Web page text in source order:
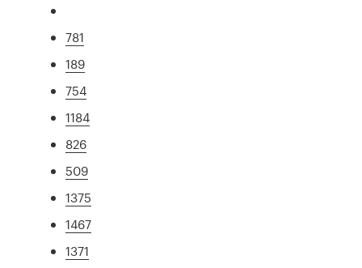
781
189
754
1184
826
509
1375
1467
1371